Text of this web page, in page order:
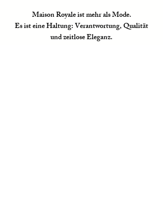
Maison Royale ist mehr als Mode.
Es ist eine Haltung: Verantwortung, Qualität
und zeitlose Eleganz.